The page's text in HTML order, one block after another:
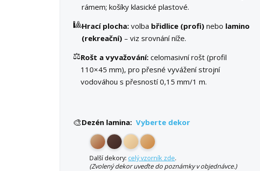
rámem; košíky klasické plastové.
🎱Hrací plocha: volba břidlice (profi) nebo lamino
(rekreační) – viz srovnání níže.
⚖️Rošt a vyvažování: celomasivní rošt (profil
110×45 mm), pro přesné vyvážení strojní
vodováhou s přesností 0,15 mm/1 m.
🎨Dezén lamina: Vyberte dekor
Další dekory: celý vzorník zde.
(Zvolený dekor uveďte do poznámky v objednávce.)